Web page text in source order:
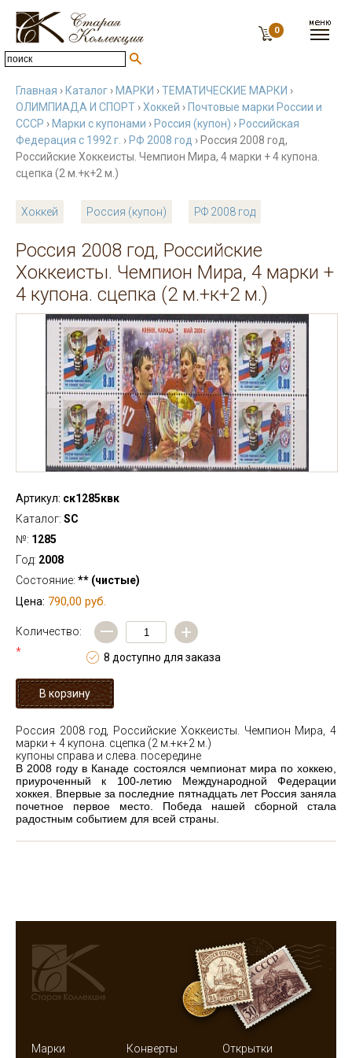
0
Главная › Каталог › МАРКИ ›ТЕМАТИЧЕСКИЕ МАРКИ ›
ОЛИМПИАДА И СПОРТ ›Хоккей › Почтовые марки России и
СССР › Марки с купонами › Россия (купон) › Российская
Федерация с 1992 г. › РФ 2008 год › Россия 2008 год,
Российские Хоккеисты. Чемпион Мира, 4 марки + 4 купона.
сцепка (2 м.+к+2 м.)
Хоккей Россия (купон) РФ 2008 год
Россия 2008 год, Российские
Хоккеисты. Чемпион Мира, 4 марки +
4 купона. сцепка (2 м.+к+2 м.)
Артикул: ск1285квк
Каталог: SC
№: 1285
Год: 2008
Состояние: ** (чистые)
Цена: 790,00 руб.
Количество:
*
— +
8 доступно для заказа
Россия 2008 год, Российские Хоккеисты. Чемпион Мира, 4
марки + 4 купона. сцепка (2 м.+к+2 м.)
купоны справа и слева. посередине
В 2008 году в Канаде состоялся чемпионат мира по хоккею,
приуроченный к 100-летию Международной Федерации
хоккея. Впервые за последние пятнадцать лет Россия заняла
почетное первое место. Победа нашей сборной стала
радостным событием для всей страны.
Марки Конверты Открытки